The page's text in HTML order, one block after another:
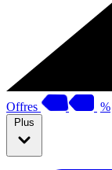
Offres %
Plus